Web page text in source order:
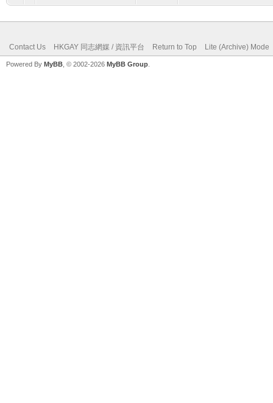
Contact Us HKGAY 同志網媒 / 資訊平台 Return to Top Lite (Archive) Mode
Powered By MyBB , © 2002-2026 MyBB Group